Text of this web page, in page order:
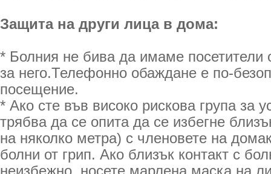
Защита на други лица в дома:
* Болния не бива да имаме посетители
за него.Телефонно обаждане е по-
посещение.
* Ако сте във високо рискова група за
трябва да се опита да се избегне
на няколко метра) с членовете на
болни от грип. Ако близък контакт с